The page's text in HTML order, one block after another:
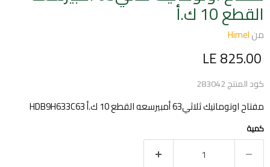
القطع 10 ك.أ
منHimel
السعر الحالي
LE 825.00
كود المنتج283042
مفتاح اوتوماتيك ثلاثي63 أمبيرسعه القطع 10 ك.أ HDB9H633C63
كمية